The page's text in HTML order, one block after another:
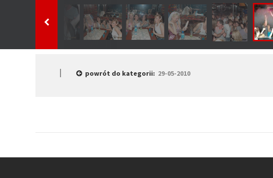
powrót do kategorii: 29-05-2010